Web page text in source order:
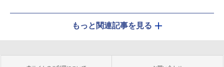
もっと関連記事を見る